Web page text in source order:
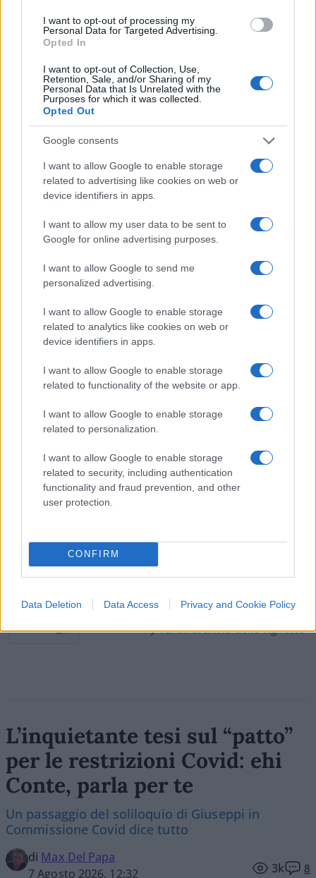
I want to opt-out of processing my
Personal Data for Targeted Advertising.
Opted In
I want to opt-out of Collection, Use,
Retention, Sale, and/or Sharing of my
Personal Data that Is Unrelated with the
Purposes for which it was collected.
Opted Out
Google consents
I want to allow Google to enable storage
related to advertising like cookies on web or
device identifiers in apps.
I want to allow my user data to be sent to
Google for online advertising purposes.
I want to allow Google to send me
personalized advertising.
I want to allow Google to enable storage
related to analytics like cookies on web or
device identifiers in apps.
I want to allow Google to enable storage
related to functionality of the website or app.
I want to allow Google to enable storage
related to personalization.
I want to allow Google to enable storage
related to security, including authentication
functionality and fraud prevention, and other
user protection.
CONFIRM
Data Deletion Data Access Privacy and Cookie Policy
giuste cromaturepensano che si possa
accogliere chiunque
che il problema dell’accoglienza è competenza del
governo. Può anche essere, ma il vero punto è
questo: quante centinaia di migliaia di persone i
contribuenti italiani possono vestire, lavare,
istruire e dare posto di lavoro?
Nel frattempo, ci troviamo a commentare
l’ennesimo caso di una ragazza che ha avuto
l’unica colpa di trovarsi alla stazione centrale di
Milano. Purtroppo le cronache degli ultimi giorni
ci dicono che non è l’unica. È una situazione che,
evidentemente, come dice Gramellini, la sinistra
Nicola Porro, dalla Zuppa del 29 aprile 2023
#SINISTRA
#STUPRO
38
Leggi i commenti
Vignetta del 07/08/2026
Vai all'archivio delle vignette
L’inquietante tesi sul “patto”
per le restrizioni Covid: ehi
Conte, parla per te
Un passaggio del soliloquio di Giuseppi in
Commissione Covid dice tutto
di Max Del Papa
7 Agosto 2026, 12:32
3k 8